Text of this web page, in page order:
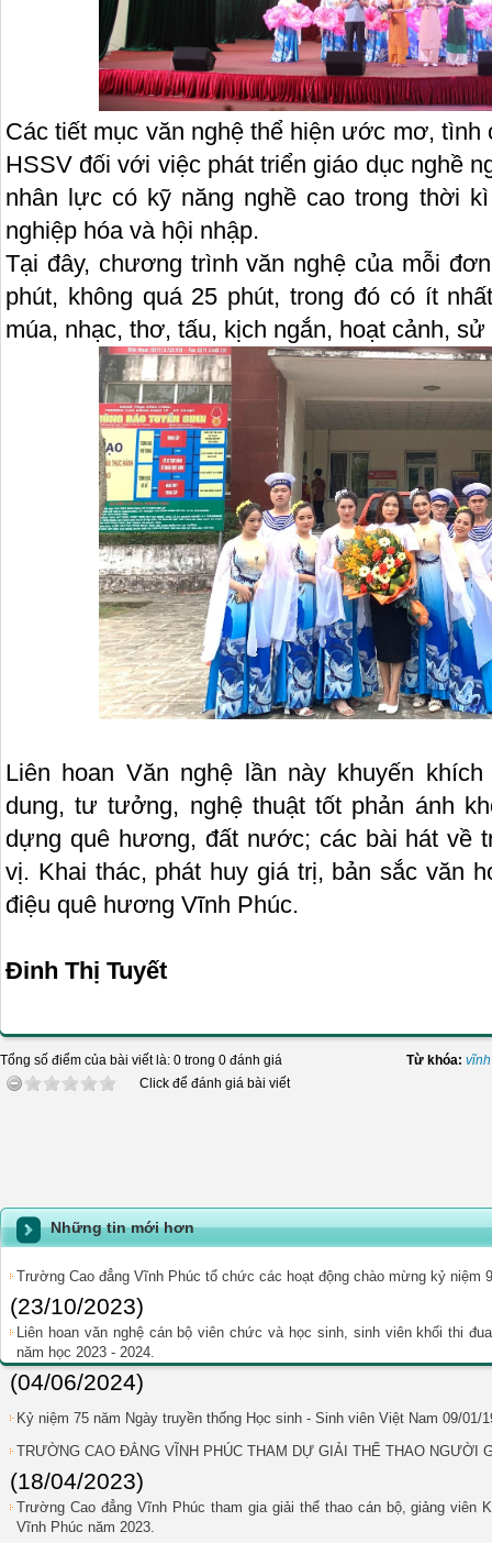
Các tiết mục văn nghệ thể hiện ước mơ, tình
HSSV đối với việc phát triển giáo dục nghề
nhân lực có kỹ năng nghề cao trong thời
nghiệp hóa và hội nhập.
Tại đây, chương trình văn nghệ của mỗi
phút, không quá 25 phút, trong đó có ít
múa, nhạc, thơ, tấu, kịch ngắn, hoạt cảnh,
Liên hoan Văn nghệ lần này khuyến
dung, tư tưởng, nghệ thuật tốt phản ánh
dựng quê hương, đất nước; các bài hát về
vị. Khai thác, phát huy giá trị, bản sắc văn
điệu quê hương Vĩnh Phúc.
Đinh Thị Tuyết
Tổng số điểm của bài viết là: 0 trong 0 đánh giá
Click để đánh giá bài viết
Từ khóa:
Những tin mới hơn
Trường Cao đẳng Vĩnh Phúc tổ chức các hoạt động chào mừng kỷ niệm
(23/10/2023)
Liên hoan văn nghệ cán bộ viên chức và học sinh, sinh viên khối thi
năm học 2023 - 2024.
(04/06/2024)
Kỷ niệm 75 năm Ngày truyền thống Học sinh - Sinh viên Việt Nam 09/01/
TRƯỜNG CAO ĐẲNG VĨNH PHÚC THAM DỰ GIẢI THỂ THAO NGƯỜI
(18/04/2023)
Trường Cao đẳng Vĩnh Phúc tham gia giải thể thao cán bộ, giảng viên
Vĩnh Phúc năm 2023.